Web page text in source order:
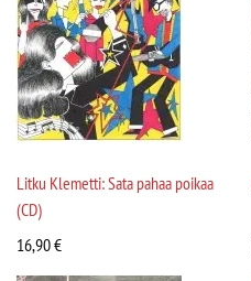
Litku Klemetti: Sata pahaa poikaa
(CD)
16,90€